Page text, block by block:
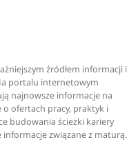
źródłem informacji i
portalu internetowym
najnowsze informacje na
o ofertach pracy, praktyk i
budowania ścieżki kariery
związane z maturą.